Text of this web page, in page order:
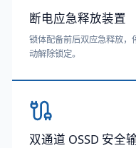
断电应急释放装置
锁体配备前后双应急释放
动解除锁定。
双通道 OSSD 安全